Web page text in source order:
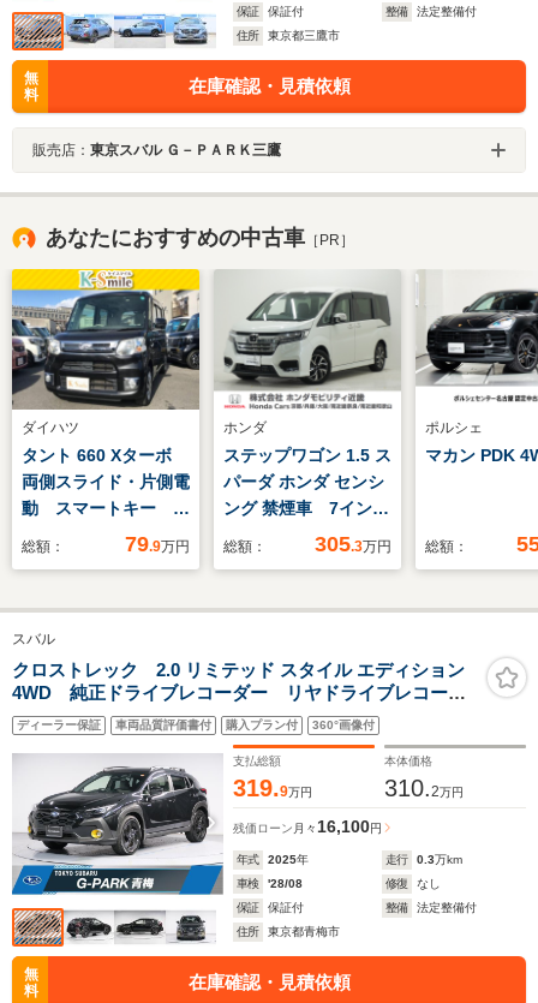
保証
保証付 整備
法定整備付
住所
東京都三鷹市
無
料
在庫確認・見積依頼
販売店： 東京スバル Ｇ－ＰＡＲＫ三鷹
あなたにおすすめの中古車 ［PR］
ダイハツ
タント 660 Xターボ
両側スライド・片側電
動 スマートキー ア
イドリングストップ
CVT 盗難防止システ
ム ABS CD
USB ミュージック
プレイヤー接続可
エアコン 衝突安全ボ
総額： 79.9万円
ホンダ
ステップワゴン 1.5 ス
パーダ ホンダ センシ
ング 禁煙車 7インチ
ナビ バックカメラ
ィブクルーズコントロ
LEDヘッドライト 衝
突被害軽減ブレーキ
純正アルミホイール
スマートキー
総額： 305.3万円
ポルシェ
マカン PDK
総額：
スバル
クロストレック 2.0 リミテッド スタイル エディション
4WD 純正ドライブレコーダー リヤドライブレコーダ
ー ETC2.0
ディーラー保証 車両品質評価書付 購入プラン付 360°画像付
支払総額
319.9万円
本体価格
310.2万円
残価ローン 月々 16,100円
年式 2025年 走行 0.3万km
車検
'28/08 修復
なし
保証
保証付 整備
法定整備付
住所
東京都青梅市
無
料
在庫確認・見積依頼